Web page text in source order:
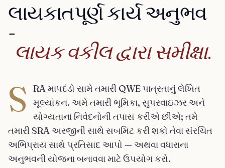
લાયકાતપૂર્ણકાર્યઅનુભવ
-
લાયક વકીલ દ્વારા સમીક્ષા.
S
RA માપદંડો સામે તમારી QWE પાત્રતાનું લેખિત
મૂલ્યાંકન. અમે તમારી ભૂમિકા, સુપરવાઇઝર અને
યોગ્યતાના નિવેદનોની તપાસ કરીએ છીએ; તમે
તમારી SRA અરજીની સાથે સબમિટ કરી શકો તેવા સંરચિત
અભિપ્રાય સાથે પ્રતિસાદ આપો — અથવા વધારાના
અનુભવની યોજના બનાવવા માટે ઉપયોગ કરો.